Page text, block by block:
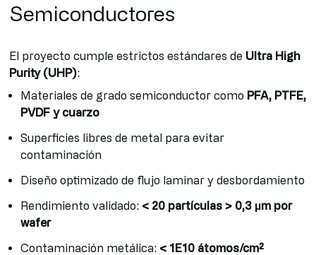
Semiconductores
El proyecto cumple estrictos estándares de Ultra High
Purity (UHP):
Materiales de grado semiconductor como PFA, PTFE,
PVDF y cuarzo
Superficies libres de metal para evitar
contaminación
Diseño optimizado de flujo laminar y desbordamiento
Rendimiento validado: < 20 partículas > 0,3 µm por
wafer
Contaminación metálica: < 1E10 átomos/cm²